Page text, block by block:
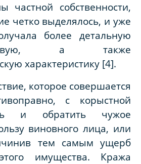
частной собственности,
четко выделялось, и уже
более детальную
а также
характеристику [4].
которое совершается
с корыстной
и обратить чужое
виновного лица, или
тем самым ущерб
имущества. Кража